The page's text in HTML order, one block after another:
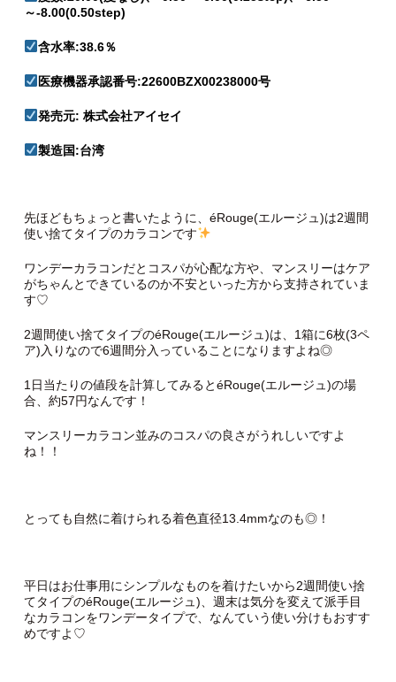
～-8.00(0.50step)
含水率:38.6％
医療機器承認番号:22600BZX00238000号
発売元: 株式会社アイセイ
製造国:台湾
先ほどもちょっと書いたように、éRouge(エルージュ)は2週間
使い捨てタイプのカラコンです
ワンデーカラコンだとコスパが心配な方や、マンスリーはケア
がちゃんとできているのか不安といった方から支持されていま
す♡
2週間使い捨てタイプのéRouge(エルージュ)は、1箱に6枚(3ペ
ア)入りなので6週間分入っていることになりますよね◎
1日当たりの値段を計算してみるとéRouge(エルージュ)の場
合、約57円なんです！
マンスリーカラコン並みのコスパの良さがうれしいですよ
ね！！
とっても自然に着けられる着色直径13.4mmなのも◎！
平日はお仕事用にシンプルなものを着けたいから2週間使い捨
てタイプのéRouge(エルージュ)、週末は気分を変えて派手目
なカラコンをワンデータイプで、なんていう使い分けもおすす
めですよ♡